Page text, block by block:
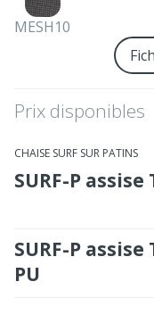
MESH10
Prix disponibles
CHAISE SURF SUR PATINS
SURF-P assise
SURF-P assise
PU